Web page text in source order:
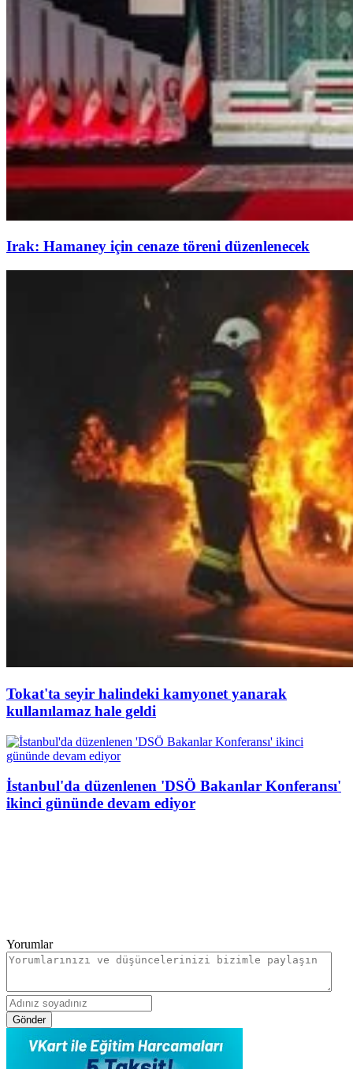
Irak: Hamaney için cenaze töreni düzenlenecek
Tokat'ta seyir halindeki kamyonet yanarak
kullanılamaz hale geldi
İstanbul'da düzenlenen 'DSÖ Bakanlar Konferansı'
ikinci gününde devam ediyor
Yorumlar
Gönder